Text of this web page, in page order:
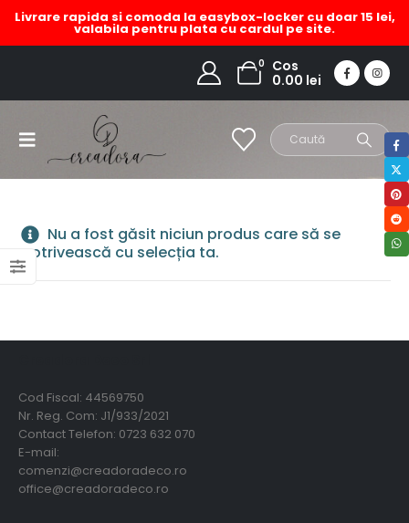
Livrare rapida si comoda la easybox-locker cu doar 15 lei,
valabila pentru plata cu cardul pe site.
0
Cos
0.00 lei
rochie plaja litoral
Nu a fost găsit niciun produs care să se
potrivească cu selecția ta.
Cod Fiscal: 44569750
Nr. Reg. Com: J1/933/2021
Contact Telefon: 0723 632 070
E-mail:
comenzi@creadoradeco.ro
office@creadoradeco.ro